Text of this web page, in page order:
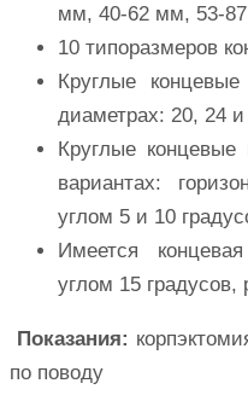
мм, 40-62 мм, 53-
10 типоразмеров
Круглые
диаметрах: 20, 24
Круглые
вариантах:
углом 5 и 10
Имеется
углом 15
Показания:
по поводу